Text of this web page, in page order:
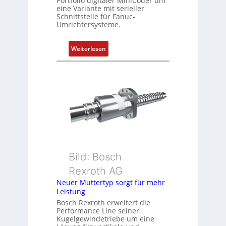
t
P
o
i
t
s
m
e
n
u
d
Z
eine Variante mit serieller
Schnittstelle für Fanuc-
Umrichtersysteme.
Weiterlesen:
D
g
e
b
k
m
b
n
i
Bild: Bosch
Rexroth AG
Neuer Muttertyp sorgt für mehr
Leistung
Bosch Rexroth erweitert die
Performance Line seiner
Kugelgewindetriebe um eine